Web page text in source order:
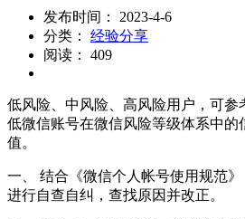
发布时间： 2023-4-6
分类： 经验分享
阅读： 409
低风险、中风险、高风险用户，可参
低微信账号在微信风险等级体系中的
值。
一、 结合《微信个人帐号使用规范
进行自查自纠，查找原因并改正。